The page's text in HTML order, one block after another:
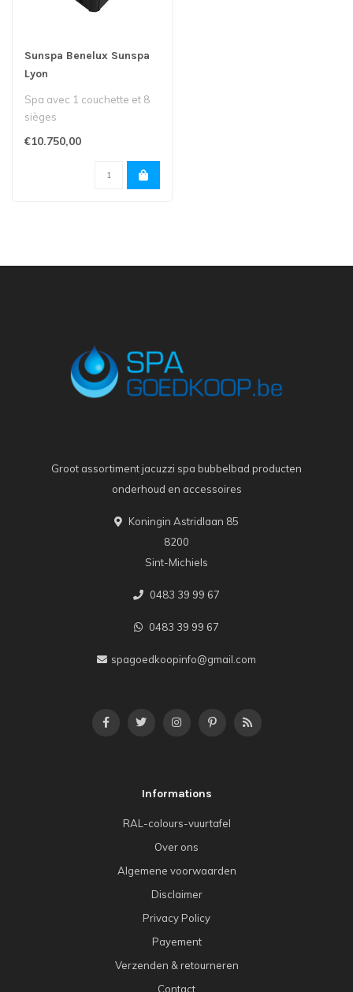
Sunspa Benelux Sunspa
Lyon
Spa avec 1 couchette et 8
sièges
€10.750,00
Groot assortiment jacuzzi spa bubbelbad producten
onderhoud en accessoires
Koningin Astridlaan 85
8200
Sint-Michiels
0483 39 99 67
0483 39 99 67
spagoedkoopinfo@gmail.com
Informations
RAL-colours-vuurtafel
Over ons
Algemene voorwaarden
Disclaimer
Privacy Policy
Payement
Verzenden & retourneren
Contact